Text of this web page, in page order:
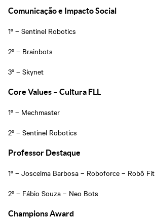
Comunicação e Impacto Social
1º – Sentinel Robotics
2º – Brainbots
3º – Skynet
Core Values – Cultura FLL
1º – Mechmaster
2º – Sentinel Robotics
Professor Destaque
1º – Joscelma Barbosa – Roboforce – Robô Fit
2º – Fábio Souza – Neo Bots
Champions Award